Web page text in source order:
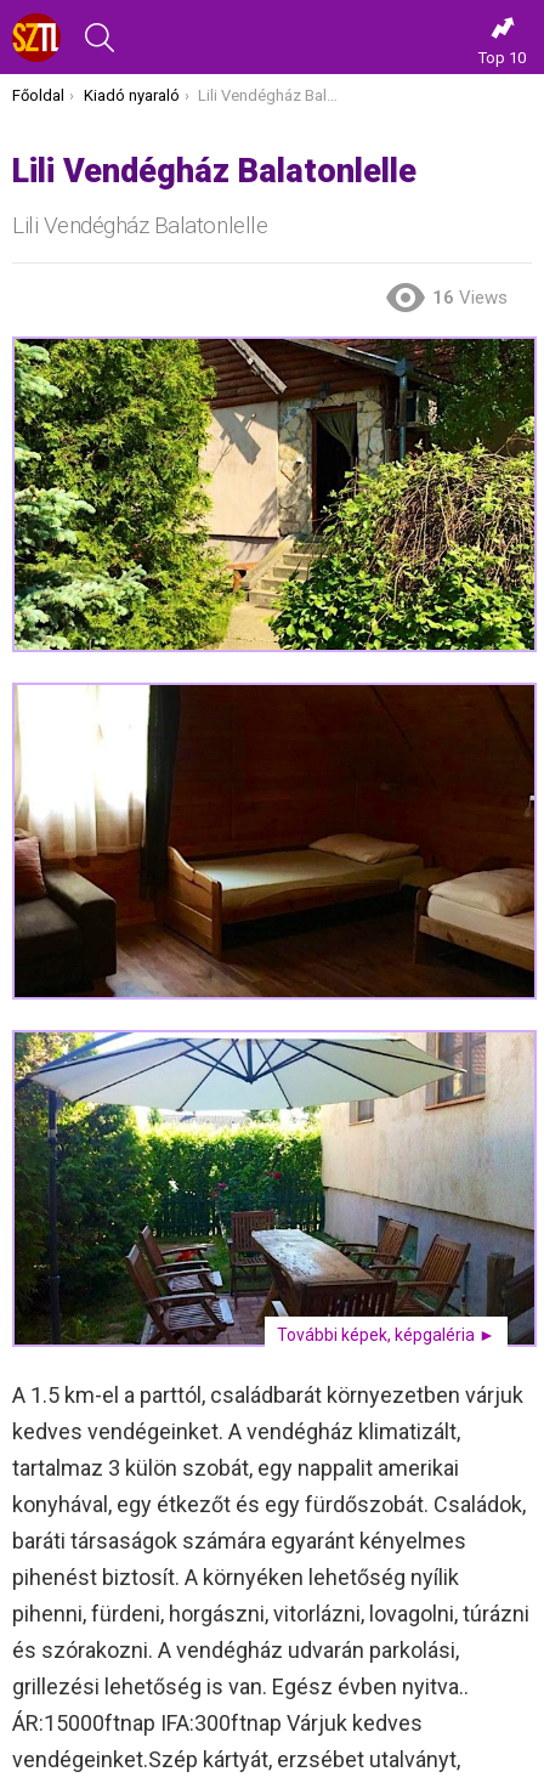
Top 10
Itt vagy most:
Főoldal Kiadó nyaraló Lili Vendégház Balatonlelle
Lili Vendégház Balatonlelle
Lili Vendégház Balatonlelle
16 Views
További képek, képgaléria ►
A 1.5 km-el a parttól, családbarát környezetben várjuk
kedves vendégeinket. A vendégház klimatizált,
tartalmaz 3 külön szobát, egy nappalit amerikai
konyhával, egy étkezőt és egy fürdőszobát. Családok,
baráti társaságok számára egyaránt kényelmes
pihenést biztosít. A környéken lehetőség nyílik
pihenni, fürdeni, horgászni, vitorlázni, lovagolni, túrázni
és szórakozni. A vendégház udvarán parkolási,
grillezési lehetőség is van. Egész évben nyitva..
ÁR:15000ftnap IFA:300ftnap Várjuk kedves
vendégeinket.Szép kártyát, erzsébet utalványt,